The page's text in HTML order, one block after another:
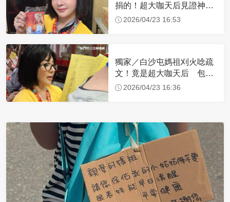
捐的！超大咖天后見證神
蹟 一靠近媽祖就爆哭
2026/04/23 16:53
獨家／白沙屯媽祖刈火唸疏
文！竟是超大咖天后 包尿
布忍尿5小時不喊累
2026/04/23 16:36